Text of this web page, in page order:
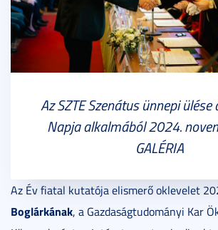
Az SZTE Szenátus ünnepi ülése
Napja alkalmából 2024.
GALÉRIA
Az Év fiatal kutatója elismerő oklevelet
Boglárkának, a Gazdaságtudományi Kar